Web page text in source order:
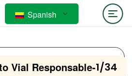
Spanish
Vial Responsable-1/34